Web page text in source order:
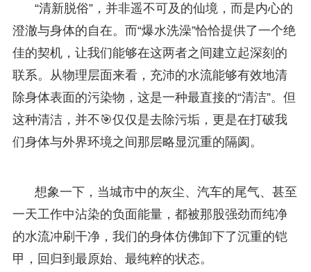
“清新脱俗”，并非遥不可及的仙境，而是内心的
澄澈与身体的自在。而“爆水洗澡”恰恰提供了一个绝
佳的契机，让我们能够在这两者之间建立起深刻的
联系。从物理层面来看，充沛的水流能够有效地清
除身体表面的污染物，这是一种最直接的“清洁”。但
这种清洁，并不🎯仅仅是去除污垢，更是在打破我
们身体与外界环境之间那层略显沉重的隔阂。
想象一下，当城市中的灰尘、汽车的尾气、甚至
一天工作中沾染的负面能量，都被那股强劲而纯净
的水流冲刷干净，我们的身体仿佛卸下了沉重的铠
甲，回归到最原始、最纯粹的状态。